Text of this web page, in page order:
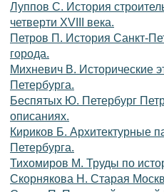
Луппов С. История
четверти XVIII века.
Петров П. История Санкт-
города.
Михневич В. Исторические
Петербурга.
Беспятых Ю. Петербург
описаниях.
Кириков Б. Архитектурные
Петербурга.
Тихомиров М. Труды по
Скорнякова Н. Старая